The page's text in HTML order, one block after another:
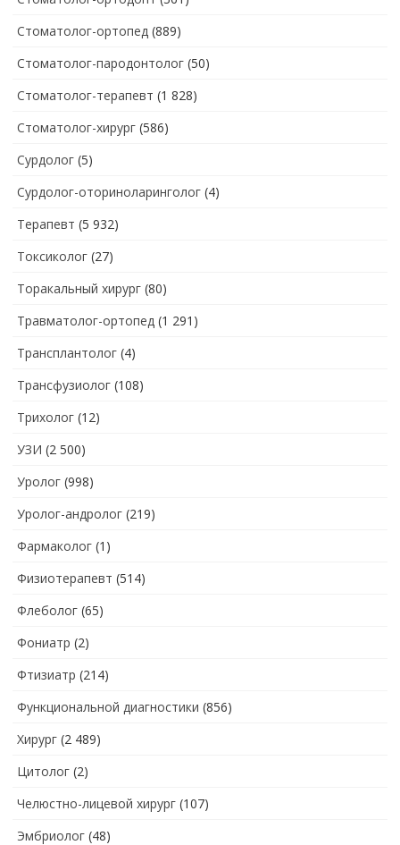
Стоматолог-ортопед (889)
Стоматолог-пародонтолог (50)
Стоматолог-терапевт (1 828)
Стоматолог-хирург (586)
Сурдолог (5)
Сурдолог-оториноларинголог (4)
Терапевт (5 932)
Токсиколог (27)
Торакальный хирург (80)
Травматолог-ортопед (1 291)
Трансплантолог (4)
Трансфузиолог (108)
Трихолог (12)
УЗИ (2 500)
Уролог (998)
Уролог-андролог (219)
Фармаколог (1)
Физиотерапевт (514)
Флеболог (65)
Фониатр (2)
Фтизиатр (214)
Функциональной диагностики (856)
Хирург (2 489)
Цитолог (2)
Челюстно-лицевой хирург (107)
Эмбриолог (48)